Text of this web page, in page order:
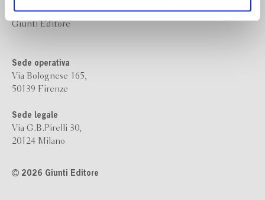
ogni momentoRevoca
Bompiani è un marchio
Giunti Editore
Sede operativa
Via Bolognese 165,
50139 Firenze
Sede legale
Via G.B.Pirelli 30,
20124 Milano
2026 Giunti Editore